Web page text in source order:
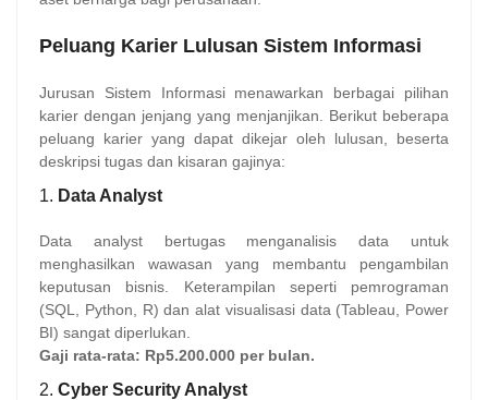
Peluang Karier Lulusan Sistem Informasi
Jurusan Sistem Informasi menawarkan berbagai pilihan
karier dengan jenjang yang menjanjikan. Berikut beberapa
peluang karier yang dapat dikejar oleh lulusan, beserta
deskripsi tugas dan kisaran gajinya:
1. Data Analyst
Data analyst bertugas menganalisis data untuk
menghasilkan wawasan yang membantu pengambilan
keputusan bisnis. Keterampilan seperti pemrograman
(SQL, Python, R) dan alat visualisasi data (Tableau, Power
BI) sangat diperlukan.
Gaji rata-rata: Rp5.200.000 per bulan.
2. Cyber Security Analyst